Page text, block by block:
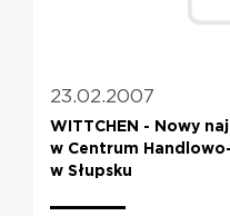
23.02.2007
WITTCHEN - Nowy
w Centrum
w Słupsku